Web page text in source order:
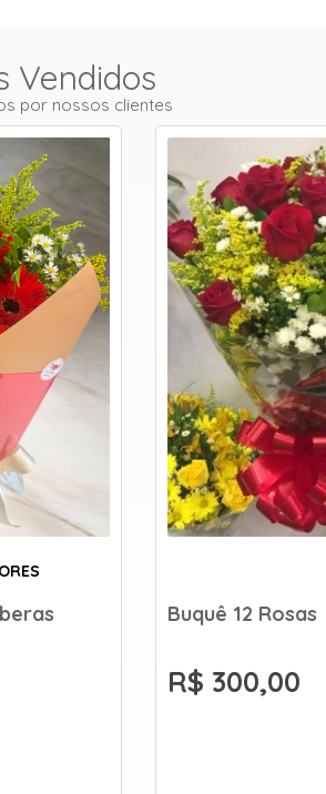
Vendidos
por nossos clientes
Buquê 12 Rosas
R$ 300,00